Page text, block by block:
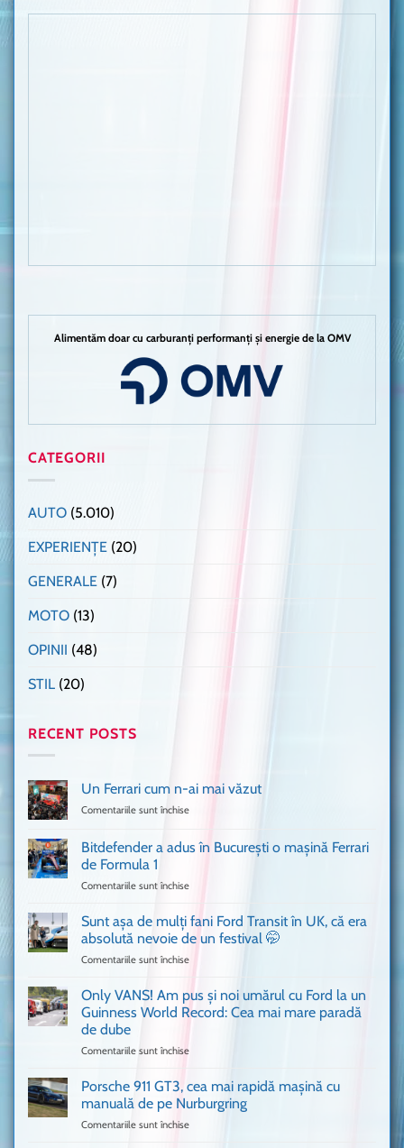
Alimentăm doar cu carburanți performanți și energie de la OMV
CATEGORII
AUTO (5.010)
EXPERIENȚE (20)
GENERALE (7)
MOTO (13)
OPINII (48)
STIL (20)
RECENT POSTS
Un Ferrari cum n-ai mai văzut
Comentariile sunt închise
Ferrari
cum
văzut
Bitdefender a adus în București o mașină Ferrari
de Formula 1
Comentariile sunt închise
a
în
mașină
Ferrari
Sunt așa de mulți fani Ford Transit în UK, că era
absolută nevoie de un festival 🤭
Comentariile sunt închise
așa
mulți
în
UK,
Only VANS! Am pus și noi umărul cu Ford la un
Guinness World Record: Cea mai mare paradă
de dube
Comentariile sunt închise
VANS!
Am
pus
Porsche 911 GT3, cea mai rapidă mașină cu
manuală de pe Nurburgring
Comentariile sunt închise